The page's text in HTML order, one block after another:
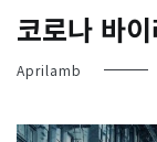
코로나 바
Aprilamb